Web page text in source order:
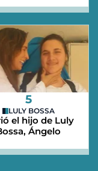
5
LULY BOSSA
el hijo de Luly
Ángelo